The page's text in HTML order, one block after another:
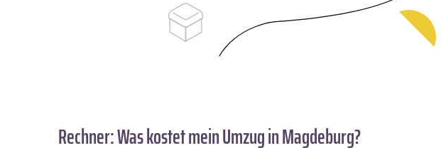
Rechner: Was kostet mein Umzug in Magdeburg?